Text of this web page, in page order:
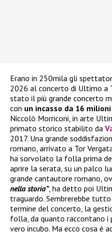
Erano in 250mila gli
2026 al concerto di Ultimo a
stato il più grande concerto
con un incasso da 16
Niccolò Morriconi, in arte
primato storico stabilito da
2017. Una grande
romano, arrivato a Tor
ha sorvolato la folla prima
aprire la serata, su un palco
grande cantautore romano,
nella storia”, ha detto poi
traguardo. Sembrerebbe
termine del concerto, la
folla, da quanto raccontano i
vero incubo. Ma ecco cosa è